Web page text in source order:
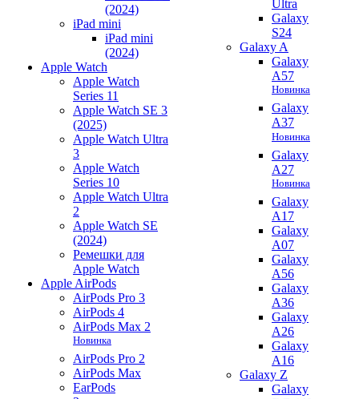
(2024)
iPad mini
iPad mini
(2024)
Apple Watch
Apple Watch
Series 11
Apple Watch SE 3
(2025)
Apple Watch Ultra
3
Apple Watch
Series 10
Apple Watch Ultra
2
Apple Watch SE
(2024)
Ремешки для
Apple Watch
Apple AirPods
AirPods Pro 3
AirPods 4
AirPods Max 2
Новинка
AirPods Pro 2
AirPods Max
EarPods
Ultra
Galaxy
S24
Galaxy A
Galaxy
A57
Новинка
Galaxy
A37
Новинка
Galaxy
A27
Новинка
Galaxy
A17
Galaxy
A07
Galaxy
A56
Galaxy
A36
Galaxy
A26
Galaxy
A16
Galaxy Z
Galaxy